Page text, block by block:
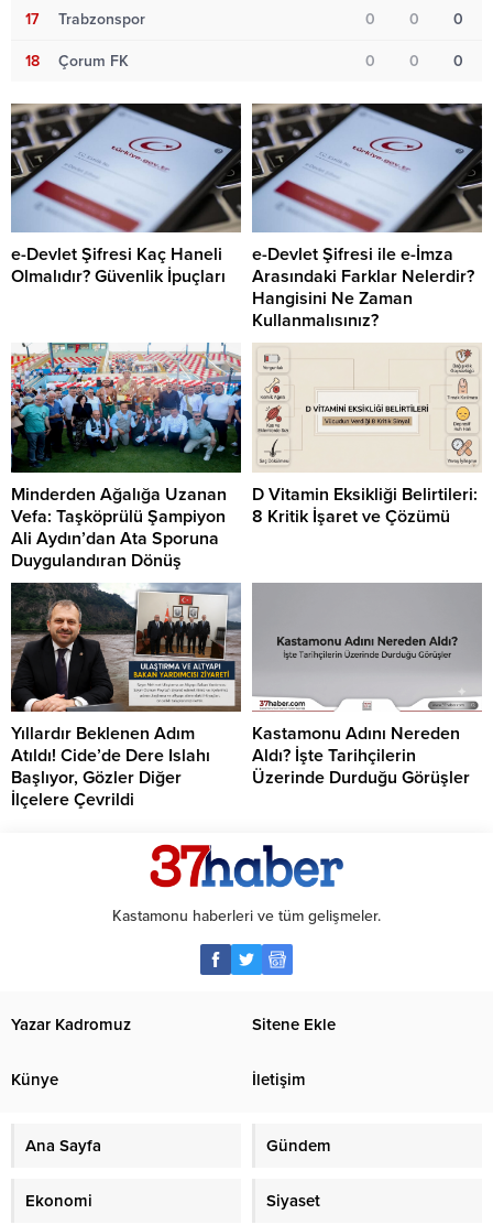
17 Trabzonspor 0 0 0
18 Çorum FK 0 0 0
e-Devlet Şifresi Kaç Haneli
Olmalıdır? Güvenlik İpuçları
e-Devlet Şifresi ile e-İmza
Arasındaki Farklar Nelerdir?
Hangisini Ne Zaman
Kullanmalısınız?
Minderden Ağalığa Uzanan
Vefa: Taşköprülü Şampiyon
Ali Aydın’dan Ata Sporuna
Duygulandıran Dönüş
D Vitamin Eksikliği Belirtileri:
8 Kritik İşaret ve Çözümü
Yıllardır Beklenen Adım
Atıldı! Cide’de Dere Islahı
Başlıyor, Gözler Diğer
İlçelere Çevrildi
Kastamonu Adını Nereden
Aldı? İşte Tarihçilerin
Üzerinde Durduğu Görüşler
Kastamonu haberleri ve tüm gelişmeler.
Yazar Kadromuz Sitene Ekle
Künye İletişim
Ana Sayfa Gündem
Ekonomi Siyaset